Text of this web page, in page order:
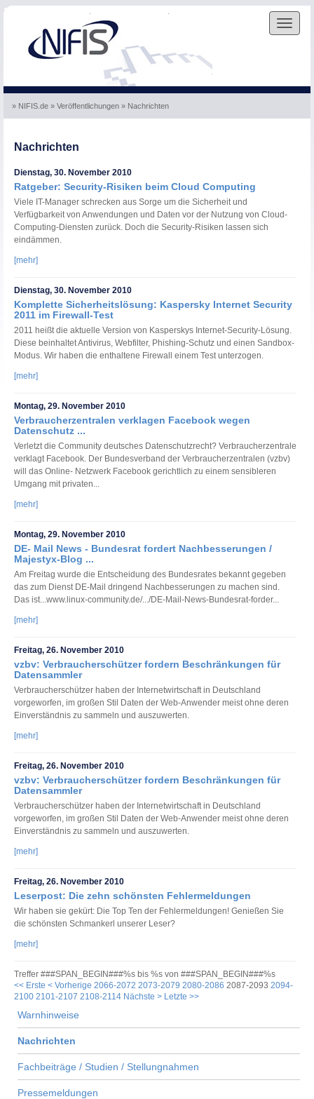
Skip to the navigation .
.
Toggle
» NIFIS.de » Veröffentlichungen » Nachrichten
Nachrichten
Dienstag, 30. November 2010
Ratgeber: Security-Risiken beim Cloud Computing
Viele IT-Manager schrecken aus Sorge um die Sicherheit und
Verfügbarkeit von Anwendungen und Daten vor der Nutzung von Cloud-
Computing-Diensten zurück. Doch die Security-Risiken lassen sich
eindämmen.
[mehr]
Dienstag, 30. November 2010
Komplette Sicherheitslösung: Kaspersky Internet Security
2011 im Firewall-Test
2011 heißt die aktuelle Version von Kasperskys Internet-Security-Lösung.
Diese beinhaltet Antivirus, Webfilter, Phishing-Schutz und einen Sandbox-
Modus. Wir haben die enthaltene Firewall einem Test unterzogen.
[mehr]
Montag, 29. November 2010
Verbraucherzentralen verklagen Facebook wegen
Datenschutz ...
Verletzt die Community deutsches Datenschutzrecht? Verbraucherzentrale
verklagt Facebook. Der Bundesverband der Verbraucherzentralen (vzbv)
will das Online- Netzwerk Facebook gerichtlich zu einem sensibleren
Umgang mit privaten...
[mehr]
Montag, 29. November 2010
DE- Mail News - Bundesrat fordert Nachbesserungen /
Majestyx-Blog ...
Am Freitag wurde die Entscheidung des Bundesrates bekannt gegeben
das zum Dienst DE-Mail dringend Nachbesserungen zu machen sind.
Das ist...www.linux-community.de/.../DE-Mail-News-Bundesrat-forder...
[mehr]
Freitag, 26. November 2010
vzbv: Verbraucherschützer fordern Beschränkungen für
Datensammler
Verbraucherschützer haben der Internetwirtschaft in Deutschland
vorgeworfen, im großen Stil Daten der Web-Anwender meist ohne deren
Einverständnis zu sammeln und auszuwerten.
[mehr]
Freitag, 26. November 2010
vzbv: Verbraucherschützer fordern Beschränkungen für
Datensammler
Verbraucherschützer haben der Internetwirtschaft in Deutschland
vorgeworfen, im großen Stil Daten der Web-Anwender meist ohne deren
Einverständnis zu sammeln und auszuwerten.
[mehr]
Freitag, 26. November 2010
Leserpost: Die zehn schönsten Fehlermeldungen
Wir haben sie gekürt: Die Top Ten der Fehlermeldungen! Genießen Sie
die schönsten Schmankerl unserer Leser?
[mehr]
Treffer ###SPAN_BEGIN###%s bis %s von ###SPAN_BEGIN###%s
<< Erste < Vorherige 2066-2072 2073-2079 2080-2086 2087-2093 2094-
2100 2101-2107 2108-2114 Nächste > Letzte >>
Warnhinweise
Nachrichten
Fachbeiträge / Studien / Stellungnahmen
Pressemeldungen